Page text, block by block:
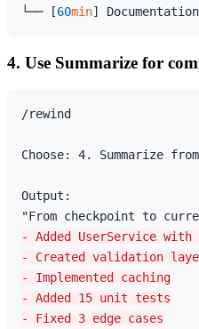
└── [60min
4. Use Summarize for
/rewind
Choose: 4. Summarize
Output:
- Added UserService with
- Created validation
- Implemented caching
- Added 15 unit tests
- Fixed 3 edge cases